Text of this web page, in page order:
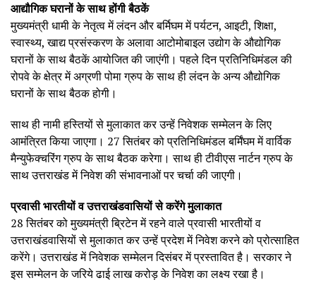
आद्यौगिक घरानों के साथ होंगी बैठकें
मुख्यमंत्री धामी के नेतृत्व में लंदन और बर्मिघम में पर्यटन, आइटी, शिक्षा,
स्वास्थ्य, खाद्य प्रसंस्करण के अलावा आटोमोबाइल उद्योग के औद्योगिक
घरानों के साथ बैठकें आयोजित की जाएंगी। पहले दिन प्रतिनिधिमंडल की
रोपवे के क्षेत्र में अग्रणी पोमा ग्रुप के साथ ही लंदन के अन्य औद्योगिक
घरानों के साथ बैठक होगी।
साथ ही नामी हस्तियों से मुलाकात कर उन्हें निवेशक सम्मेलन के लिए
आमंत्रित किया जाएगा। 27 सितंबर को प्रतिनिधिमंडल बर्मिंघम में वार्विक
मैन्युफेक्चरिंग ग्रुप के साथ बैठक करेगा। साथ ही टीवीएस नार्टन ग्रुप के
साथ उत्तराखंड में निवेश की संभावनाओं पर चर्चा की जाएगी।
प्रवासी भारतीयों व उत्तराखंडवासियों से करेंगे मुलाकात
28 सितंबर को मुख्यमंत्री ब्रिटेन में रहने वाले प्रवासी भारतीयों व
उत्तराखंडवासियों से मुलाकात कर उन्हें प्रदेश में निवेश करने को प्रोत्साहित
करेंगे। उत्तराखंड में निवेशक सम्मेलन दिसंबर में प्रस्तावित है। सरकार ने
इस सम्मेलन के जरिये ढाई लाख करोड़ के निवेश का लक्ष्य रखा है।